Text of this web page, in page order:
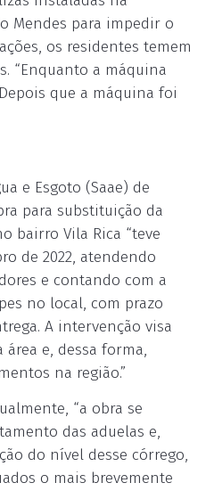
Mendes para impedir o
os residentes temem
“Enquanto a máquina
que a máquina foi
e Esgoto (Saae) de
para substituição da
bairro Vila Rica “teve
de 2022, atendendo
e contando com a
no local, com prazo
A intervenção visa
e, dessa forma,
na região.”
“a obra se
das aduelas e,
do nível desse córrego,
o mais brevemente